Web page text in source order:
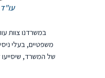
במשרדנו צוות
משפטיים, בעלי
של המשרד,